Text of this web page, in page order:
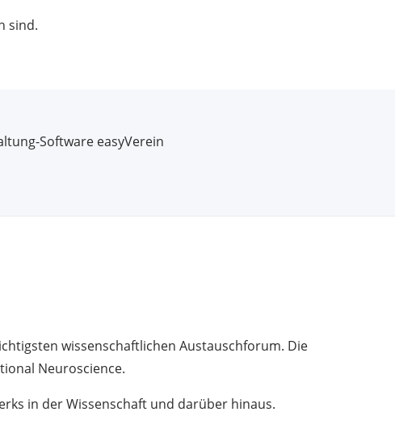
sind.
Software easyVerein
wissenschaftlichen Austauschforum. Die
Neuroscience.
in der Wissenschaft und darüber hinaus.